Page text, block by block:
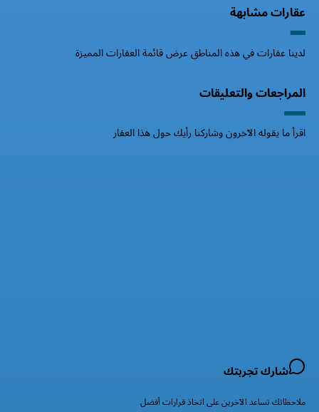
عقارات مشابهة
لدينا عقارات في هذه المناطق عرض قائمة العقارات المميزة
المراجعات والتعليقات
اقرأ ما يقوله الآخرون وشاركنا رأيك حول هذا العقار
شارك تجربتك
ملاحظاتك تساعد الآخرين على اتخاذ قرارات أفضل